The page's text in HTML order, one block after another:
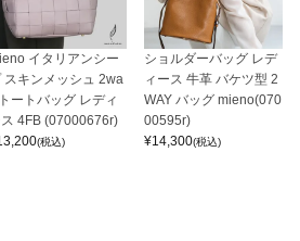
イタリアンシー
スキンメッシュ 2wa
ートバッグ レディ
4FB (07000676r)
(税込)
ショルダーバッグ レデ
ィース 牛革 バケツ型 2
WAY バッグ mieno(070
00595r)
¥14,300(税込)